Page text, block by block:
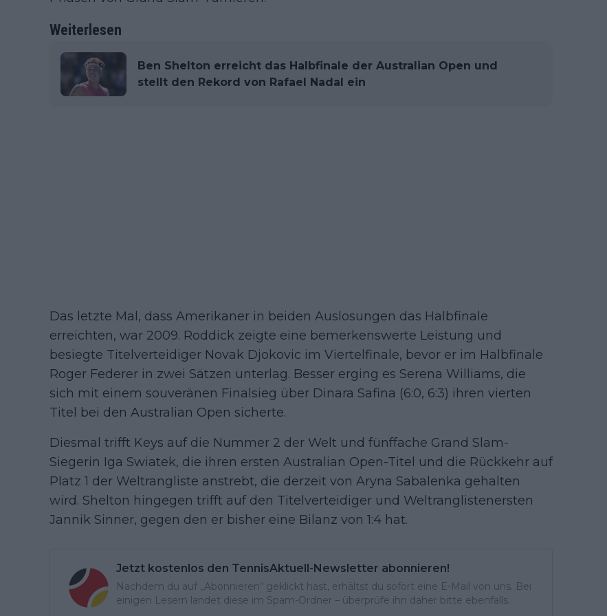
Weiterlesen
Ben Shelton erreicht das Halbfinale der Australian Open und
stellt den Rekord von Rafael Nadal ein
Das letzte Mal, dass Amerikaner in beiden Auslosungen das Halbfinale
erreichten, war 2009. Roddick zeigte eine bemerkenswerte Leistung und
besiegte Titelverteidiger Novak Djokovic im Viertelfinale, bevor er im Halbfinale
Roger Federer in zwei Sätzen unterlag. Besser erging es Serena Williams, die
sich mit einem souveränen Finalsieg über Dinara Safina (6:0, 6:3) ihren vierten
Titel bei den Australian Open sicherte.
Diesmal trifft Keys auf die Nummer 2 der Welt und fünffache Grand Slam-
Siegerin Iga Swiatek, die ihren ersten Australian Open-Titel und die Rückkehr auf
Platz 1 der Weltrangliste anstrebt, die derzeit von Aryna Sabalenka gehalten
wird. Shelton hingegen trifft auf den Titelverteidiger und Weltranglistenersten
Jannik Sinner, gegen den er bisher eine Bilanz von 1:4 hat.
Jetzt kostenlos den TennisAktuell-Newsletter abonnieren!
Nachdem du auf „Abonnieren“ geklickt hast, erhältst du sofort eine E-Mail von uns. Bei
einigen Lesern landet diese im Spam-Ordner – überprüfe ihn daher bitte ebenfalls.